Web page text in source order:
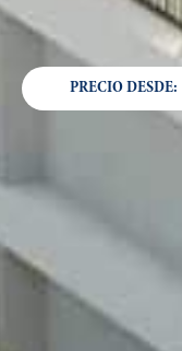
PRECIO DESDE: